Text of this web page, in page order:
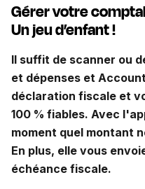
Gérer votre
Un jeu d’enfant !
Il suffit de scanner ou
et dépenses et
déclaration fiscale et
100 % fiables. Avec
moment quel montant
En plus, elle vous
échéance fiscale.